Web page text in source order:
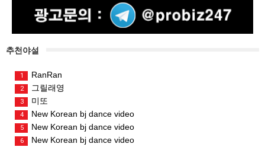
추천야설
1 RanRan
2 그릴래영
3 미또
4 New Korean bj dance video
5 New Korean bj dance video
6 New Korean bj dance video